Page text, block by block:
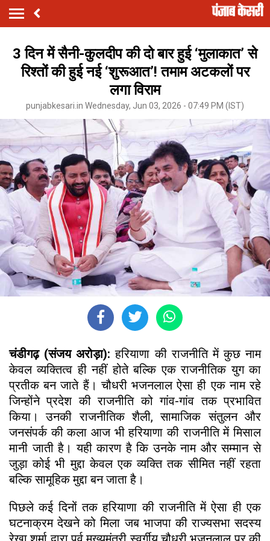
3 दिन में सैनी-कुलदीप की दो बार हुई ‘मुलाकात’ से
रिश्तों की हुई नई ‘शुरूआत’! तमाम अटकलों पर
लगा विराम
punjabkesari.in Wednesday, Jun 03, 2026 - 07:49 PM (IST)
चंडीगढ़ (संजय अरोड़ा): हरियाणा की राजनीति में कुछ नाम
केवल व्यक्तित्व ही नहीं होते बल्कि एक राजनीतिक युग का
प्रतीक बन जाते हैं। चौधरी भजनलाल ऐसा ही एक नाम रहे
जिन्होंने प्रदेश की राजनीति को गांव-गांव तक प्रभावित
किया। उनकी राजनीतिक शैली, सामाजिक संतुलन और
जनसंपर्क की कला आज भी हरियाणा की राजनीति में मिसाल
मानी जाती है। यही कारण है कि उनके नाम और सम्मान से
जुड़ा कोई भी मुद्दा केवल एक व्यक्ति तक सीमित नहीं रहता
बल्कि सामूहिक मुद्दा बन जाता है।
पिछले कई दिनों तक हरियाणा की राजनीति में ऐसा ही एक
घटनाक्रम देखने को मिला जब भाजपा की राज्यसभा सदस्य